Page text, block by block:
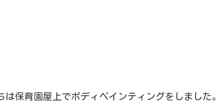
保育園屋上でボディペインティングをしました。